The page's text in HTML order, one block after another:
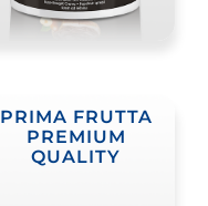
PRIMA FRUTTA
PREMIUM
QUALITY